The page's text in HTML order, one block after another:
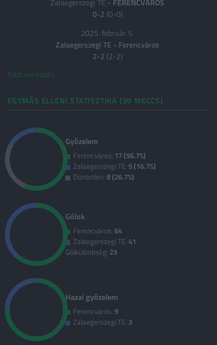
Zalaegerszegi TE - FERENCVÁROS
0-2 (0-0)
2025. február 5.
Zalaegerszegi TE - Ferencváros
2-2 (2-2)
Több mérkőzés
EGYMÁS ELLENI STATISZTIKA (30 MECCS)
Győzelem
Ferencváros: 17 (56.7%)
Zalaegerszegi TE: 5 (16.7%)
Döntetlen:8 (26.7%)
Gólok
Ferencváros: 64
Zalaegerszegi TE: 41
Gólkülönbség: 23
Hazai győzelem
Ferencváros:9
Zalaegerszegi TE: 3